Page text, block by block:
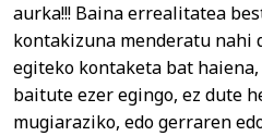
aurka!!! Baina errealitatea
kontakizuna menderatu nahi
egiteko kontaketa bat
baitute ezer egingo, ez dute
mugiaraziko, edo gerraren